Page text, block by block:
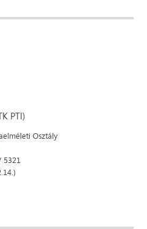
PTI)
Osztály
5321